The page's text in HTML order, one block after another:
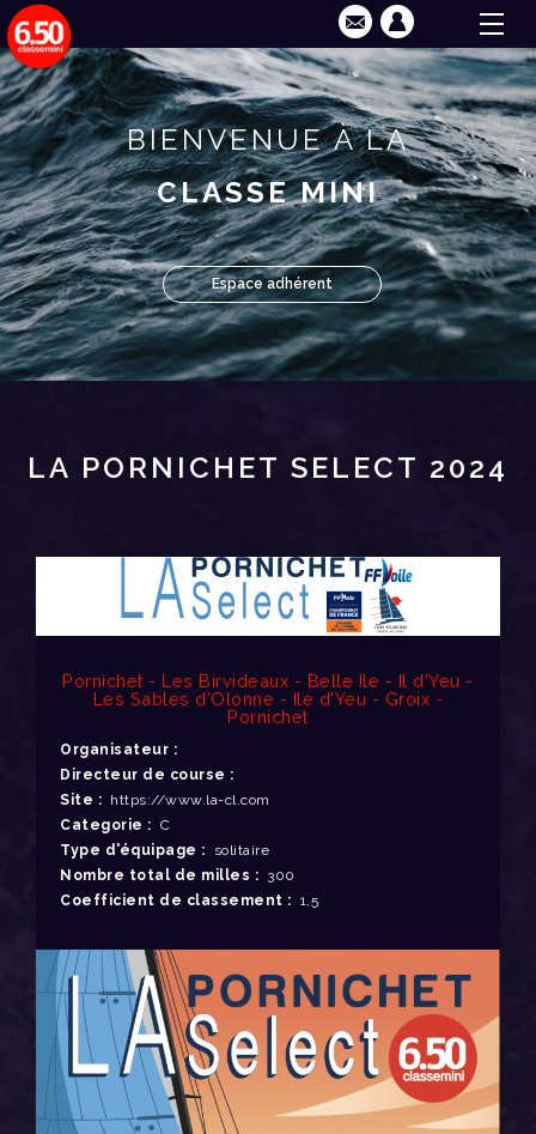
BIENVENUE À LA
CLASSE MINI
Espace adhérent
LA PORNICHET SELECT 2024
Pornichet - Les Birvideaux - Belle Ile - Il d'Yeu -
Les Sables d'Olonne - Ile d'Yeu - Groix -
Pornichet
Organisateur :
Directeur de course :
Site : https://www.la-cl.com
Categorie : C
Type d'équipage : solitaire
Nombre total de milles : 300
Coefficient de classement : 1,5